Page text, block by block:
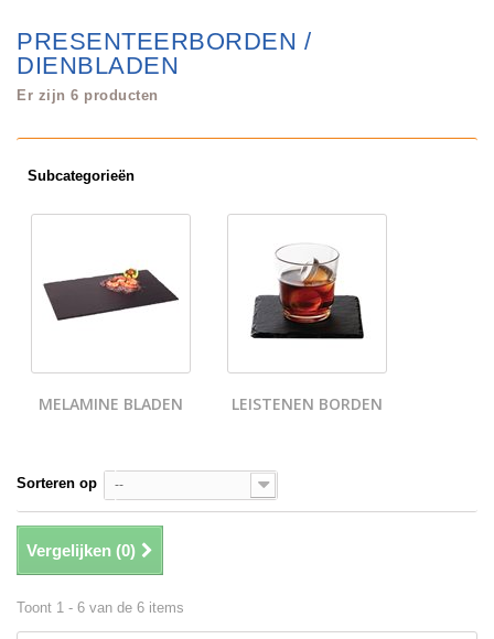
PRESENTEERBORDEN /
DIENBLADEN
Er zijn 6 producten
Subcategorieën
MELAMINE BLADEN LEISTENEN BORDEN
Sorteren op --
Vergelijken (0)
Toont 1 - 6 van de 6 items